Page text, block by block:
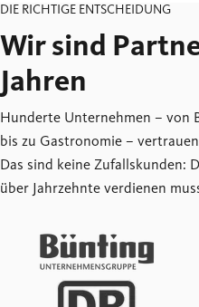
DIE RICHTIGE ENTSCHEIDUNG
Wir sind
Jahren
Hunderte Unternehmen – von
bis zu Gastronomie –
Das sind keine Zufallskunden:
über Jahrzehnte verdienen